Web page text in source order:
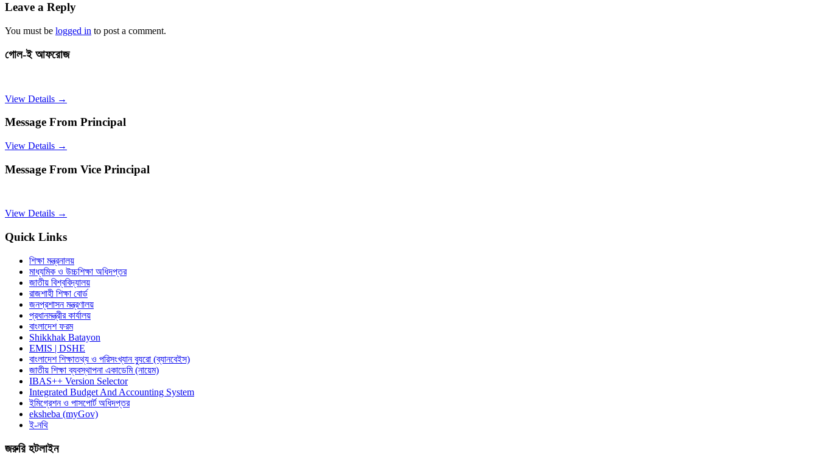
Leave a Reply
You must be logged in to post a comment.
গোল-ই আফরোজ
View Details →
Message From Principal
View Details →
Message From Vice Principal
View Details →
Quick Links
শিক্ষা মন্ত্রনালয়
মাধ্যমিক ও উচ্চশিক্ষা অধিদপ্তর
জাতীয় বিশ্ববিদ্যালয়
রাজশাহী শিক্ষা বোর্ড
জনপ্রশাসন মন্ত্রণালয়
প্রধানমন্ত্রীর কার্যালয়
বাংলাদেশ ফরম
Shikkhak Batayon
EMIS | DSHE
বাংলাদেশ শিক্ষাতথ্য ও পরিসংখ্যান ব্যুরো (ব্যানবেইস)
জাতীয় শিক্ষা ব্যবস্থাপনা একাডেমি (নায়েম)
IBAS++ Version Selector
Integrated Budget And Accounting System
ইমিগ্রেশন ও পাসপোর্ট অধিদপ্তর
eksheba (myGov)
ই-নথি
জরুরি হটলাইন